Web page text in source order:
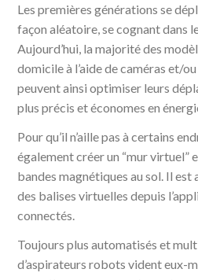
Les premières générations se
façon aléatoire, se cognant dans
Aujourd’hui, la majorité des
domicile à l’aide de caméras et/
peuvent ainsi optimiser leurs
plus précis et économes en
Pour qu’il n’aille pas à certains
également créer un “mur virtuel”
bandes magnétiques au sol. Il
des balises virtuelles depuis
connectés.
Toujours plus automatisés et
d’aspirateurs robots vident eux-